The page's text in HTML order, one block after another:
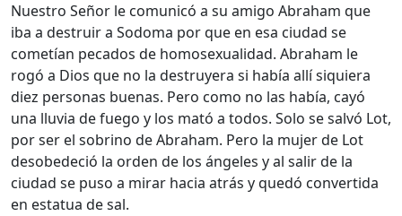
Nuestro Señor le comunicó a su amigo Abraham que
iba a destruir a Sodoma por que en esa ciudad se
cometían pecados de homosexualidad. Abraham le
rogó a Dios que no la destruyera si había allí siquiera
diez personas buenas. Pero como no las había, cayó
una lluvia de fuego y los mató a todos. Solo se salvó Lot,
por ser el sobrino de Abraham. Pero la mujer de Lot
desobedeció la orden de los ángeles y al salir de la
ciudad se puso a mirar hacia atrás y quedó convertida
en estatua de sal.